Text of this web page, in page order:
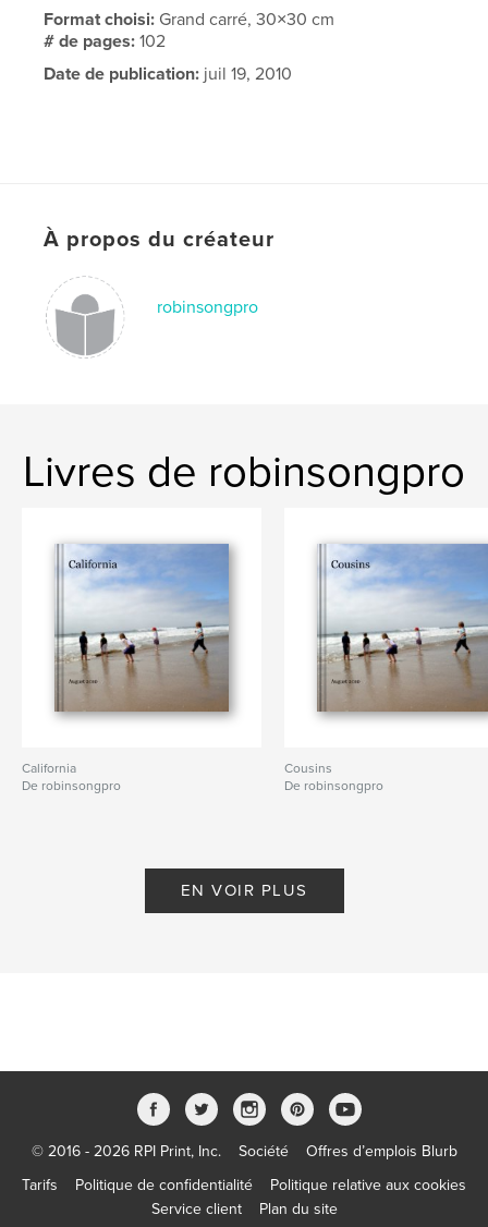
Format choisi: Grand carré, 30×30 cm
# de pages:102
Date de publication: juil 19, 2010
À propos du créateur
robinsongpro
Livres de robinsongpro
California
De robinsongpro
Cousins
De robinsongpro
EN VOIR PLUS
© 2016 - 2026 RPI Print, Inc. Société
Offres d’emplois Blurb
Tarifs
Politique de confidentialité
Politique relative aux cookies
Service client
Plan du site